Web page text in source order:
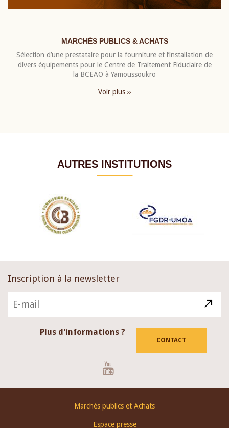
MARCHÉS PUBLICS & ACHATS
Sélection d’une prestataire pour la fourniture et l’installation de
divers équipements pour le Centre de Traitement Fiduciaire de
la BCEAO à Yamoussoukro
Voir plus ››
AUTRES INSTITUTIONS
Inscription à la newsletter
Plus d'informations ?
CONTACT
Marchés publics et Achats
Espace presse